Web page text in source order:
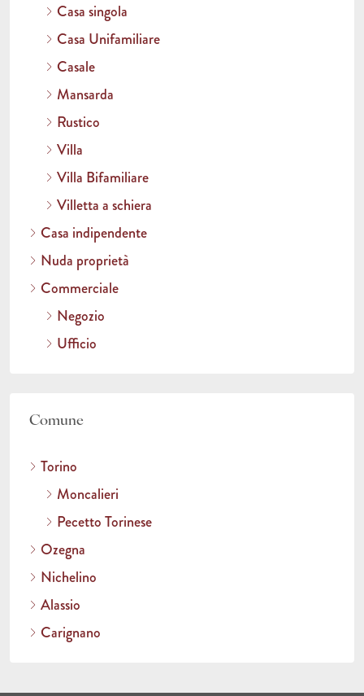
Casa singola
Casa Unifamiliare
Casale
Mansarda
Rustico
Villa
Villa Bifamiliare
Villetta a schiera
Casa indipendente
Nuda proprietà
Commerciale
Negozio
Ufficio
Comune
Torino
Moncalieri
Pecetto Torinese
Ozegna
Nichelino
Alassio
Carignano